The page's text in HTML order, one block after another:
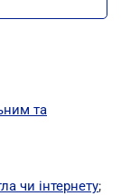
та
чи інтернету;